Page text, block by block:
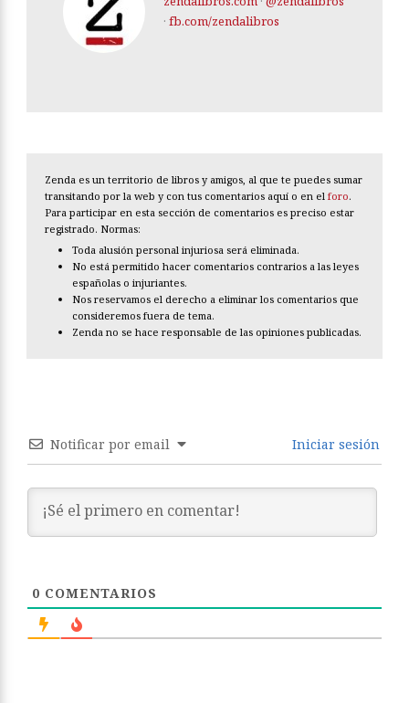
· fb.com/zendalibros
Zenda es un territorio de libros y amigos, al que te puedes sumar
transitando por la web y con tus comentarios aquí o en el foro.
Para participar en esta sección de comentarios es preciso estar
registrado. Normas:
Toda alusión personal injuriosa será eliminada.
No está permitido hacer comentarios contrarios a las leyes
españolas o injuriantes.
Nos reservamos el derecho a eliminar los comentarios que
consideremos fuera de tema.
Zenda no se hace responsable de las opiniones publicadas.
Notificar por email Iniciar sesión
0 COMENTARIOS